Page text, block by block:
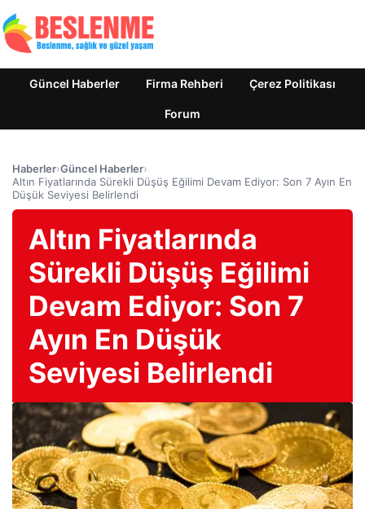
Güncel Haberler Firma Rehberi Çerez Politikası
Forum
Haberler›Güncel Haberler›
Altın Fiyatlarında Sürekli Düşüş Eğilimi Devam Ediyor: Son 7 Ayın En
Düşük Seviyesi Belirlendi
Altın Fiyatlarında
Sürekli Düşüş Eğilimi
Devam Ediyor: Son 7
Ayın En Düşük
Seviyesi Belirlendi